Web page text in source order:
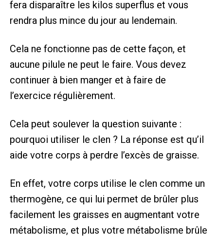
fera disparaître les kilos superflus et vous
rendra plus mince du jour au lendemain.
Cela ne fonctionne pas de cette façon, et
aucune pilule ne peut le faire. Vous devez
continuer à bien manger et à faire de
l’exercice régulièrement.
Cela peut soulever la question suivante :
pourquoi utiliser le clen ? La réponse est qu’il
aide votre corps à perdre l’excès de graisse.
En effet, votre corps utilise le clen comme un
thermogène, ce qui lui permet de brûler plus
facilement les graisses en augmentant votre
métabolisme, et plus votre métabolisme brûle